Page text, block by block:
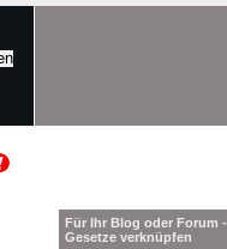
Für Ihr Blog oder Forum -
Gesetze verknüpfen